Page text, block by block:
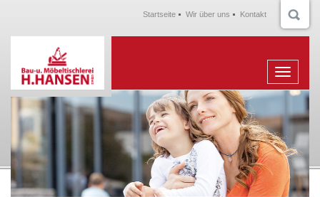
Startseite Wir über uns Kontakt
Menu